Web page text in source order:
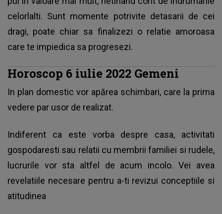
celorlalti. Sunt momente potrivite detasarii de cei
dragi, poate chiar sa finalizezi o relatie amoroasa
care te impiedica sa progresezi.
Horoscop 6 iulie 2022 Gemeni
In plan domestic vor apărea schimbari, care la prima
vedere par usor de realizat.
Indiferent ca este vorba despre casa, activitati
gospodaresti sau relatii cu membrii familiei si rudele,
lucrurile vor sta altfel de acum incolo. Vei avea
revelatiile necesare pentru a-ti revizui conceptiile si
atitudinea